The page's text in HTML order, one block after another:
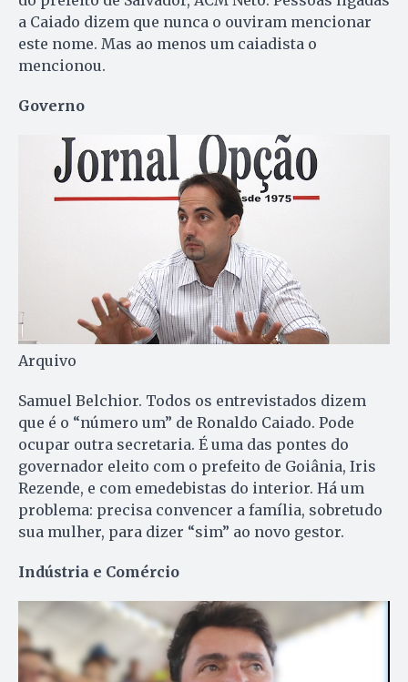
a Caiado dizem que nunca o ouviram mencionar
este nome. Mas ao menos um caiadista o
mencionou.
Governo
Arquivo
Samuel Belchior. Todos os entrevistados dizem
que é o “número um” de Ronaldo Caiado. Pode
ocupar outra secretaria. É uma das pontes do
governador eleito com o prefeito de Goiânia, Iris
Rezende, e com emedebistas do interior. Há um
problema: precisa convencer a família, sobretudo
sua mulher, para dizer “sim” ao novo gestor.
Indústria e Comércio